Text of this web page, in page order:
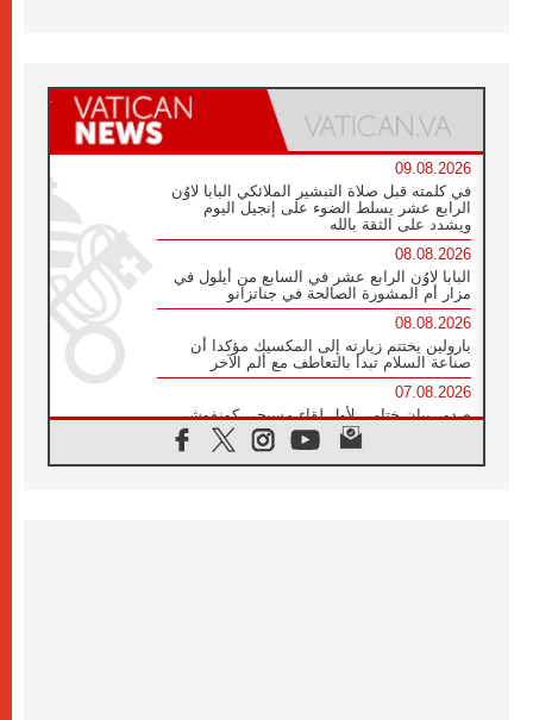
09.08.2026
في كلمته قبل صلاة التبشير الملائكي البابا لاوُن
الرابع عشر يسلط الضوء على إنجيل اليوم
ويشدد على الثقة بالله
08.08.2026
البابا لاوُن الرابع عشر في السابع من أيلول في
مزار أم المشورة الصالحة في جناتزانو
08.08.2026
بارولين يختتم زيارته إلى المكسيك مؤكدا أن
صناعة السلام تبدأ بالتعاطف مع ألم الآخر
07.08.2026
صدور بيان ختامي لأول لقاء مسيحي كونفوشي
بمشاركة الدائرة الفاتيكانية للحوار بين الأديان
07.08.2026